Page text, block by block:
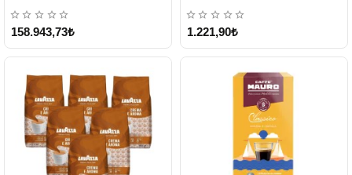
158.943,73₺ 1.221,90₺